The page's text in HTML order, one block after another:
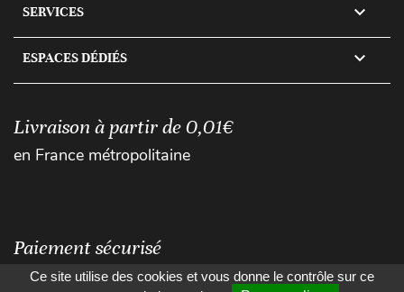
SERVICES 
ESPACES DÉDIÉS 
Livraison à partir de 0,01€
en France métropolitaine
Paiement sécurisé
Ce site utilise des cookies et vous donne le contrôle sur ce